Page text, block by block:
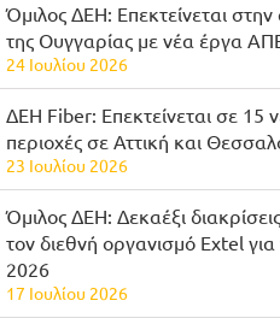
Όμιλος ΔΕΗ: Επεκτείνεται
της Ουγγαρίας με νέα έργα
24 Ιουλίου 2026
ΔΕΗ Fiber: Επεκτείνεται σε 15
περιοχές σε Αττική και
23 Ιουλίου 2026
Όμιλος ΔΕΗ: Δεκαέξι
τον διεθνή οργανισμό Extel για
2026
17 Ιουλίου 2026